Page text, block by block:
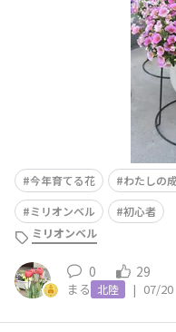
今年育てる花 わたしの
ミリオンベル
初心者
ミリオンベル
0 29
まる 北陸 | 07/20